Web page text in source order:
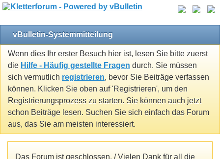
vBulletin-Systemmitteilung
Wenn dies Ihr erster Besuch hier ist, lesen Sie bitte zuerst
die Hilfe - Häufig gestellte Fragen durch. Sie müssen
sich vermutlich registrieren, bevor Sie Beiträge verfassen
können. Klicken Sie oben auf 'Registrieren', um den
Registrierungsprozess zu starten. Sie können auch jetzt
schon Beiträge lesen. Suchen Sie sich einfach das Forum
aus, das Sie am meisten interessiert.
Das Forum ist geschlossen. / Vielen Dank für all die